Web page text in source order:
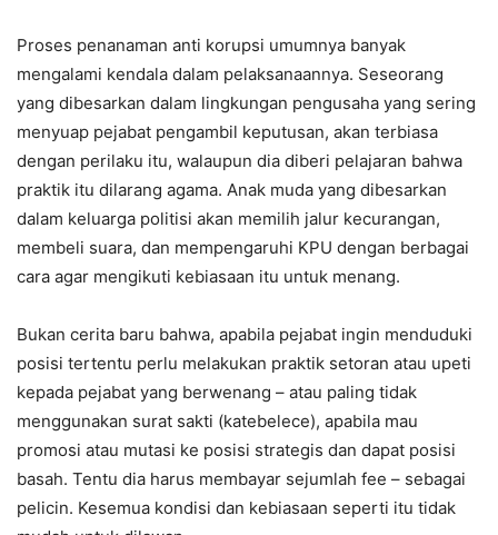
Proses penanaman anti korupsi umumnya banyak
mengalami kendala dalam pelaksanaannya. Seseorang
yang dibesarkan dalam lingkungan pengusaha yang sering
menyuap pejabat pengambil keputusan, akan terbiasa
dengan perilaku itu, walaupun dia diberi pelajaran bahwa
praktik itu dilarang agama. Anak muda yang dibesarkan
dalam keluarga politisi akan memilih jalur kecurangan,
membeli suara, dan mempengaruhi KPU dengan berbagai
cara agar mengikuti kebiasaan itu untuk menang.
Bukan cerita baru bahwa, apabila pejabat ingin menduduki
posisi tertentu perlu melakukan praktik setoran atau upeti
kepada pejabat yang berwenang – atau paling tidak
menggunakan surat sakti (katebelece), apabila mau
promosi atau mutasi ke posisi strategis dan dapat posisi
basah. Tentu dia harus membayar sejumlah fee – sebagai
pelicin. Kesemua kondisi dan kebiasaan seperti itu tidak